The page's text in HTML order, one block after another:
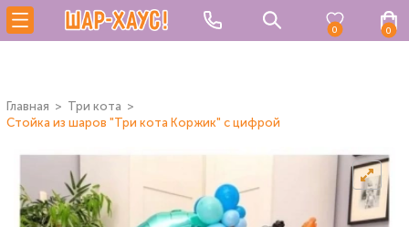
0 0
Главная
Три кота
Стойка из шаров "Три кота Коржик" с цифрой